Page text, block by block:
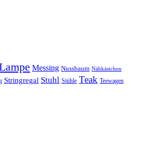
Messing Nussbaum Nähkästchen
Stringregal Stuhl Stühle Teak Teewagen